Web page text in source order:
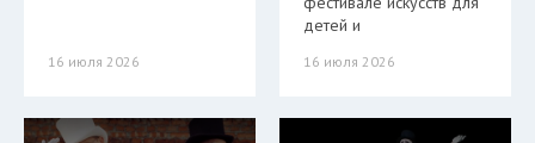
16 июля 2026
детей и
16 июля 2026